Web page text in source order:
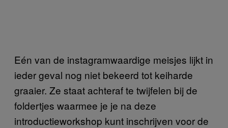
Eén van de instagramwaardige meisjes lijkt in
ieder geval nog niet bekeerd tot keiharde
graaier. Ze staat achteraf te twijfelen bij de
foldertjes waarmee je je na deze
introductieworkshop kunt inschrijven voor de